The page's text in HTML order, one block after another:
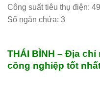
Công suất tiêu thụ điện:
Số ngăn chứa: 3
THÁI BÌNH – Địa
công nghiệp tốt